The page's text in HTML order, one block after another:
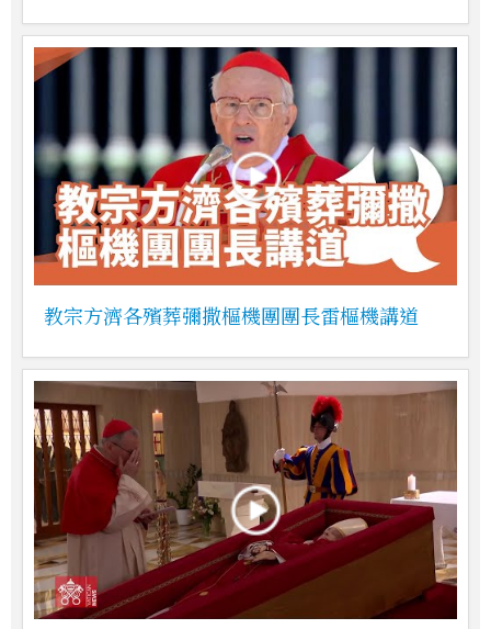
教宗方濟各殯葬彌撒樞機團團長雷樞機講道